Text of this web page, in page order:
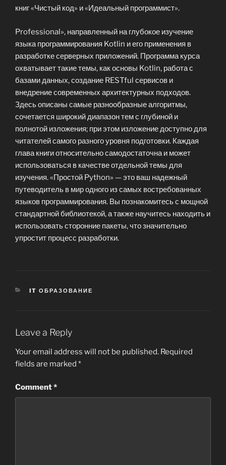
книг «Чистый код» и «Идеальный программист».
Professional», направленный на глубокое изучение
языка программирования Kotlin и его применения в
разработке серверных приложений. Программа курса
охватывает такие темы, как основы Kotlin, работа с
базами данных, создание RESTful сервисов и
внедрение современных архитектурных подходов.
Здесь описаны самые разнообразные алгоритмы,
сочетается широкий диапазон тем с глубиной и
полнотой изложения; при этом изложение доступно для
читателей самого разного уровня подготовки. Каждая
глава книги относительно самодостаточна и может
использоваться в качестве отдельной темы для
изучения. «Простой Python» — это ваш надежный
путеводитель в мир одного из самых востребованных
языков программирования. Вы познакомитесь с мощной
стандартной библиотекой, а также научитесь находить и
использовать сторонние пакеты, что значительно
упростит процесс разработки.
CATEGORIES
IT ОБРАЗОВАНИЕ
Leave a Reply
Your email address will not be published. Required
fields are marked *
Comment*